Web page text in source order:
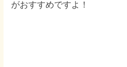
がおすすめですよ！